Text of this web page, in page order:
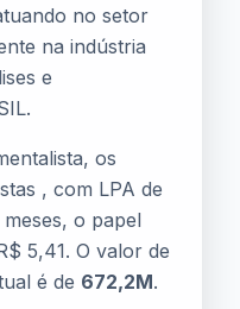
no setor
na indústria
e
os
, com LPA de
o papel
5,41. O valor de
é de 672,2M.